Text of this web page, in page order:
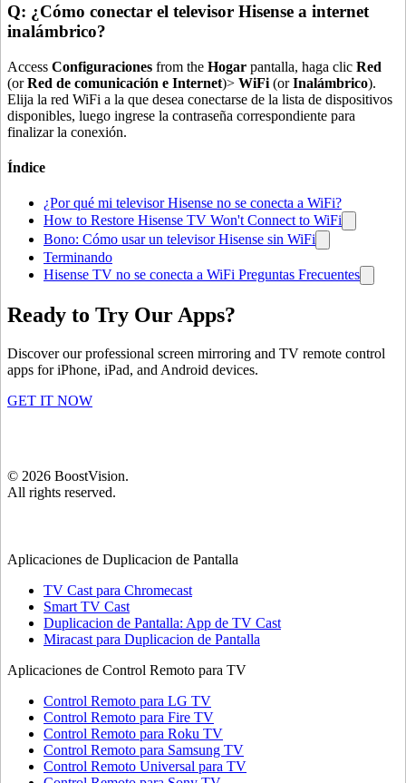
Q: ¿Cómo conectar el televisor Hisense a internet
inalámbrico?
Access Configuraciones from the Hogar pantalla, haga clic Red
(orRed de comunicación e Internet)> WiFi (orInalámbrico).
Elija la red WiFi a la que desea conectarse de la lista de dispositivos
disponibles, luego ingrese la contraseña correspondiente para
finalizar la conexión.
Índice
¿Por qué mi televisor Hisense no se conecta a WiFi?
How to Restore Hisense TV Won't Connect to WiFi
Bono: Cómo usar un televisor Hisense sin WiFi
Terminando
Hisense TV no se conecta a WiFi Preguntas Frecuentes
Ready to Try Our Apps?
Discover our professional screen mirroring and TV remote control
apps for iPhone, iPad, and Android devices.
GET IT NOW
© 2026 BoostVision.
All rights reserved.
Aplicaciones de Duplicacion de Pantalla
TV Cast para Chromecast
Smart TV Cast
Duplicacion de Pantalla: App de TV Cast
Miracast para Duplicacion de Pantalla
Aplicaciones de Control Remoto para TV
Control Remoto para LG TV
Control Remoto para Fire TV
Control Remoto para Roku TV
Control Remoto para Samsung TV
Control Remoto Universal para TV